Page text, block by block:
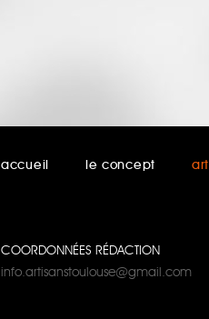
accueil le concept
COORDONNÉES RÉDACTION
info.artisanstoulouse@gmail.com